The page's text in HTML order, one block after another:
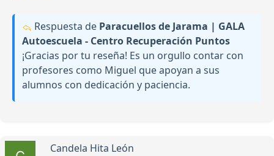
Respuesta de Paracuellos de Jarama | GALA
Autoescuela - Centro Recuperación Puntos
¡Gracias por tu reseña! Es un orgullo contar con
profesores como Miguel que apoyan a sus
alumnos con dedicación y paciencia.
Candela Hita León